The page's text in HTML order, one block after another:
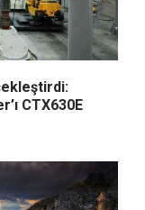
CTX630E